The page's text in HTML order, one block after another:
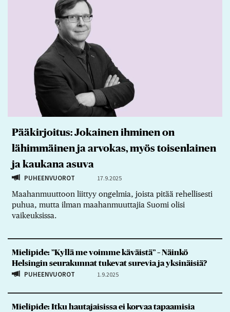
Pääkirjoitus: Jokainen ihminen on
lähimmäinen ja arvokas, myös toisenlainen
ja kaukana asuva
PUHEENVUOROT 17.9.2025
Maahanmuuttoon liittyy ongelmia, joista pitää rehellisesti
puhua, mutta ilman maahanmuuttajia Suomi olisi
vaikeuksissa.
Mielipide: ”Kyllä me voimme käväistä” – Näinkö
Helsingin seurakunnat tukevat surevia ja yksinäisiä?
PUHEENVUOROT 1.9.2025
Mielipide: Itku hautajaisissa ei korvaa tapaamisia